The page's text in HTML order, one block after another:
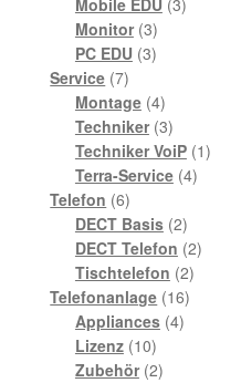
Mobile EDU 3
Monitor 33
Produkte
PC EDU 33
Service 77
Produkte
Montage 44
Produkte
Techniker 33
Produkte
Techniker VoiP 11
Terra-Service 44
Telefon 66
Produkte
DECT Basis 22
Produkte
DECT Telefon 22
Tischtelefon 22
Produkte
Telefonanlage 1616
Appliances 44
Lizenz 1010
Produkte
Zubehör 22